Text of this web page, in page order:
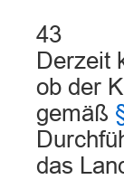
43
Derzeit
ob der
gemäß
das